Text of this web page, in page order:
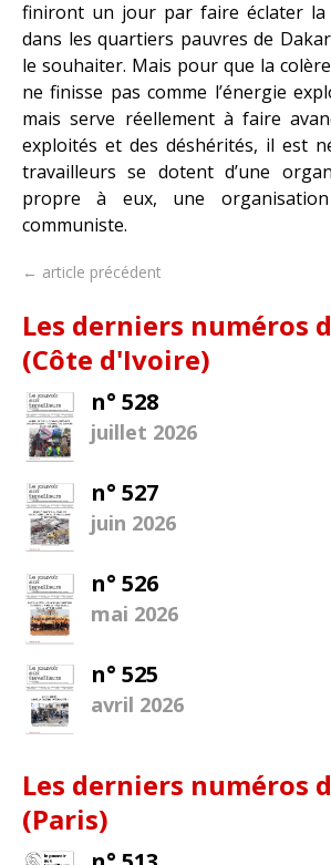
finiront un jour par faire éclater la
dans les quartiers pauvres de
le souhaiter. Mais pour que la
ne finisse pas comme l’énergie
mais serve réellement à faire
exploités et des déshérités, il est
travailleurs se dotent d’une
propre à eux, une organisation
communiste.
← article précédent
Les derniers numéros
(Côte d'Ivoire)
n° 528
juillet 2026
n° 527
juin 2026
n° 526
mai 2026
n° 525
avril 2026
Les derniers numéros
(Paris)